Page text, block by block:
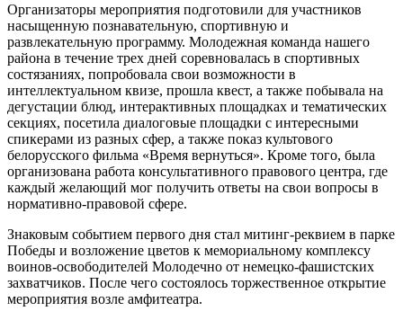
Организаторы мероприятия подготовили для участников
насыщенную познавательную, спортивную и
развлекательную программу. Молодежная команда нашего
района в течение трех дней соревновалась в спортивных
состязаниях, попробовала свои возможности в
интеллектуальном квизе, прошла квест, а также побывала на
дегустации блюд, интерактивных площадках и тематических
секциях, посетила диалоговые площадки с интересными
спикерами из разных сфер, а также показ культового
белорусского фильма «Время вернуться». Кроме того, была
организована работа консультативного правового центра, где
каждый желающий мог получить ответы на свои вопросы в
нормативно-правовой сфере.
Знаковым событием первого дня стал митинг-реквием в парке
Победы и возложение цветов к мемориальному комплексу
воинов-освободителей Молодечно от немецко-фашистских
захватчиков. После чего состоялось торжественное открытие
мероприятия возле амфитеатра.